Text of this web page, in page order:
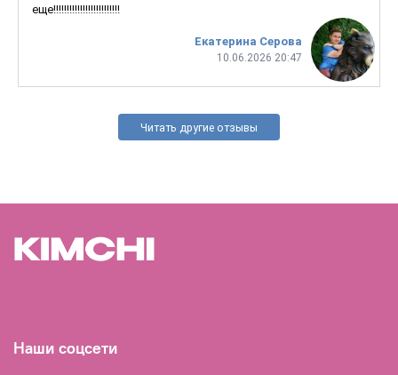
Екатерина Серова
10.06.2026 20:47
еще!!!!!!!!!!!!!!!!!!!!!!!!!
Читать другие отзывы
Наши соцсети